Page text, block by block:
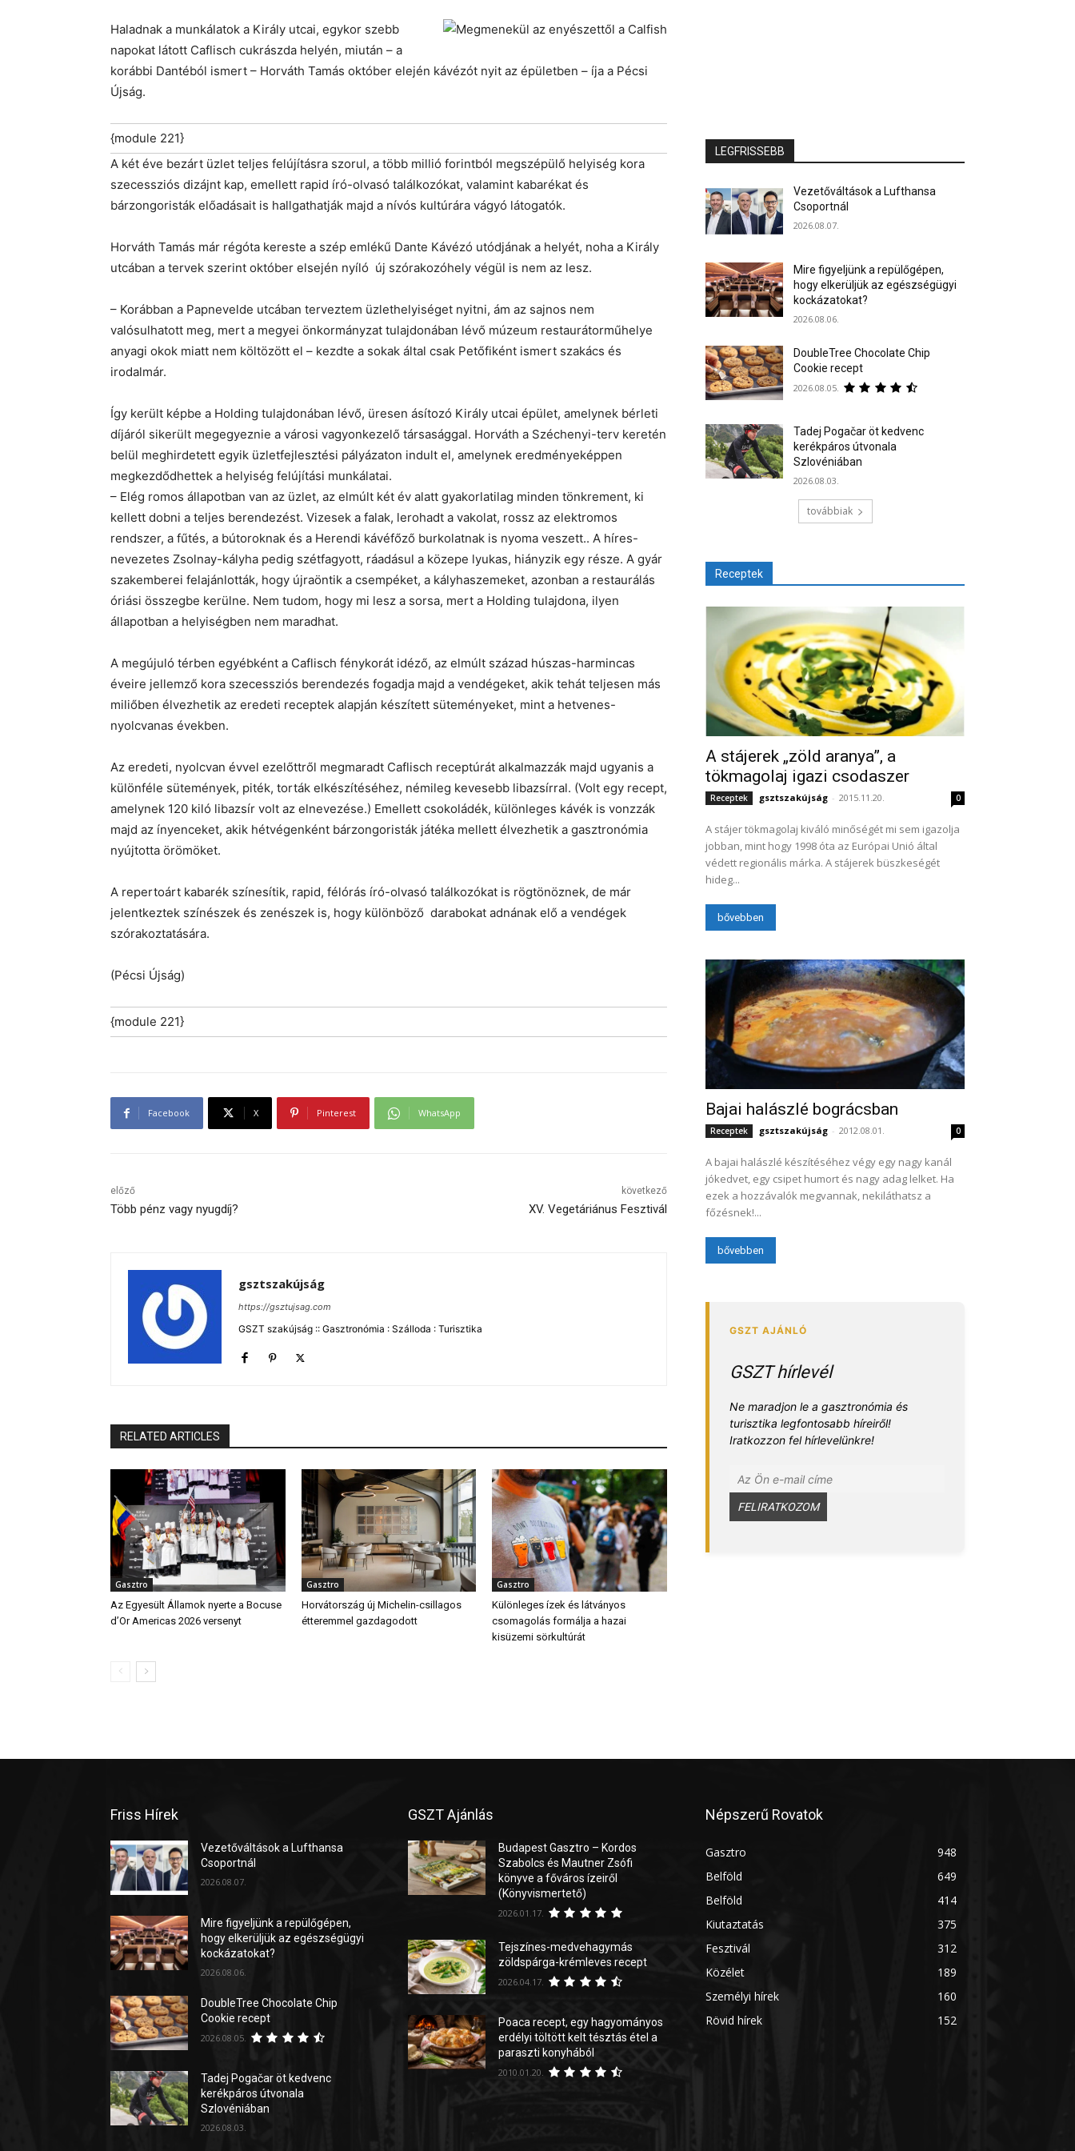
Haladnak a munkálatok a Király utcai, egykor szebb
napokat látott Caflisch cukrászda helyén, miután – a
korábbi Dantéból ismert – Horváth Tamás október elején kávézót nyit az épületben – íja a Pécsi
Újság.
{module 221}
A két éve bezárt üzlet teljes felújításra szorul, a több millió forintból megszépülő helyiség kora
szecessziós dizájnt kap, emellett rapid író-olvasó találkozókat, valamint kabarékat és
bárzongoristák előadásait is hallgathatják majd a nívós kultúrára vágyó látogatók.
Horváth Tamás már régóta kereste a szép emlékű Dante Kávézó utódjának a helyét, noha a Király
utcában a tervek szerint október elsején nyíló új szórakozóhely végül is nem az lesz.
– Korábban a Papnevelde utcában terveztem üzlethelyiséget nyitni, ám az sajnos nem
valósulhatott meg, mert a megyei önkormányzat tulajdonában lévő múzeum restaurátorműhelye
anyagi okok miatt nem költözött el – kezdte a sokak által csak Petőfiként ismert szakács és
irodalmár.
Így került képbe a Holding tulajdonában lévő, üresen ásítozó Király utcai épület, amelynek bérleti
díjáról sikerült megegyeznie a városi vagyonkezelő társasággal. Horváth a Széchenyi-terv keretén
belül meghirdetett egyik üzletfejlesztési pályázaton indult el, amelynek eredményeképpen
megkezdődhettek a helyiség felújítási munkálatai.
– Elég romos állapotban van az üzlet, az elmúlt két év alatt gyakorlatilag minden tönkrement, ki
kellett dobni a teljes berendezést. Vizesek a falak, lerohadt a vakolat, rossz az elektromos
rendszer, a fűtés, a bútoroknak és a Herendi kávéfőző burkolatnak is nyoma veszett.. A híres-
nevezetes Zsolnay-kályha pedig szétfagyott, ráadásul a közepe lyukas, hiányzik egy része. A gyár
szakemberei felajánlották, hogy újraöntik a csempéket, a kályhaszemeket, azonban a restaurálás
óriási összegbe kerülne. Nem tudom, hogy mi lesz a sorsa, mert a Holding tulajdona, ilyen
állapotban a helyiségben nem maradhat.
A megújuló térben egyébként a Caflisch fénykorát idéző, az elmúlt század húszas-harmincas
éveire jellemző kora szecessziós berendezés fogadja majd a vendégeket, akik tehát teljesen más
miliőben élvezhetik az eredeti receptek alapján készített süteményeket, mint a hetvenes-
nyolcvanas években.
Az eredeti, nyolcvan évvel ezelőttről megmaradt Caflisch receptúrát alkalmazzák majd ugyanis a
különféle sütemények, piték, torták elkészítéséhez, némileg kevesebb libazsírral. (Volt egy recept,
amelynek 120 kiló libazsír volt az elnevezése.) Emellett csokoládék, különleges kávék is vonzzák
majd az ínyenceket, akik hétvégenként bárzongoristák játéka mellett élvezhetik a gasztronómia
nyújtotta örömöket.
A repertoárt kabarék színesítik, rapid, félórás író-olvasó találkozókat is rögtönöznek, de már
jelentkeztek színészek és zenészek is, hogy különböző darabokat adnának elő a vendégek
szórakoztatására.
(Pécsi Újság)
{module 221}
Facebook X Pinterest WhatsApp
előző
Több pénz vagy nyugdíj?
következő
XV. Vegetáriánus Fesztivál
gsztszakújság
https://gsztujsag.com
GSZT szakújság :: Gasztronómia : Szálloda : Turisztika
RELATED ARTICLES
Gasztro
Az Egyesült Államok nyerte a Bocuse
d’Or Americas 2026 versenyt
Gasztro
Horvátország új Michelin-csillagos
étteremmel gazdagodott
Gasztro
Különleges ízek és látványos
csomagolás formálja a hazai
kisüzemi sörkultúrát
LEGFRISSEBB
Vezetőváltások a Lufthansa
Csoportnál
2026.08.07.
Mire figyeljünk a repülőgépen,
hogy elkerüljük az egészségügyi
kockázatokat?
2026.08.06.
DoubleTree Chocolate Chip
Cookie recept
2026.08.05.
Tadej Pogačar öt kedvenc
kerékpáros útvonala
Szlovéniában
2026.08.03.
továbbiak
Receptek
A stájerek „zöld aranya”, a
tökmagolaj igazi csodaszer
Receptek gsztszakújság - 2015.11.20. 0
A stájer tökmagolaj kiváló minőségét mi sem igazolja
jobban, mint hogy 1998 óta az Európai Unió által
védett regionális márka. A stájerek büszkeségét
hideg...
bővebben
Bajai halászlé bográcsban
Receptek gsztszakújság - 2012.08.01. 0
A bajai halászlé készítéséhez végy egy nagy kanál
jókedvet, egy csipet humort és nagy adag lelket. Ha
ezek a hozzávalók megvannak, nekiláthatsz a
főzésnek!...
bővebben
GSZT hírlevél
Ne maradjon le a gasztronómia és
turisztika legfontosabb híreiről!
Iratkozzon fel hírlevelünkre!
Friss Hírek
Vezetőváltások a Lufthansa
Csoportnál
2026.08.07.
Mire figyeljünk a repülőgépen,
hogy elkerüljük az egészségügyi
kockázatokat?
2026.08.06.
DoubleTree Chocolate Chip
Cookie recept
2026.08.05.
Tadej Pogačar öt kedvenc
kerékpáros útvonala
Szlovéniában
2026.08.03.
GSZT Ajánlás
Budapest Gasztro – Kordos
Szabolcs és Mautner Zsófi
könyve a főváros ízeiről
(Könyvismertető)
2026.01.17.
Tejszínes-medvehagymás
zöldspárga-krémleves recept
2026.04.17.
Poaca recept, egy hagyományos
erdélyi töltött kelt tésztás étel a
paraszti konyhából
2010.01.20.
Népszerű Rovatok
Gasztro
948
Belföld
649
Belföld
414
Kiutaztatás
375
Fesztivál
312
Közélet
189
Személyi hírek
160
Rövid hírek
152